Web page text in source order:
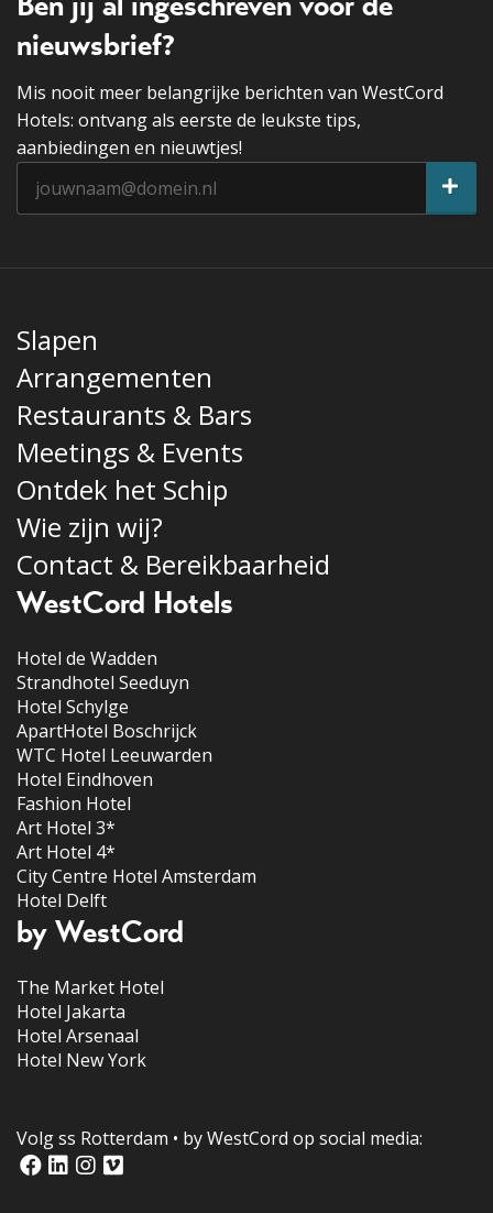
nieuwsbrief?
Mis nooit meer belangrijke berichten van WestCord
Hotels: ontvang als eerste de leukste tips,
aanbiedingen en nieuwtjes!
Slapen
Arrangementen
Restaurants & Bars
Meetings & Events
Ontdek het Schip
Wie zijn wij?
Contact & Bereikbaarheid
WestCord Hotels
Hotel de Wadden
Strandhotel Seeduyn
Hotel Schylge
ApartHotel Boschrijck
WTC Hotel Leeuwarden
Hotel Eindhoven
Fashion Hotel
Art Hotel 3*
Art Hotel 4*
City Centre Hotel Amsterdam
Hotel Delft
by WestCord
The Market Hotel
Hotel Jakarta
Hotel Arsenaal
Hotel New York
Volg ss Rotterdam • by WestCord op social media: